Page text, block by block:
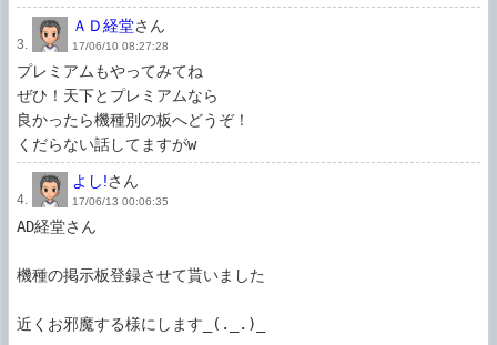
3.
ＡＤ経堂さん
17/06/10 08:27:28
プレミアムもやってみてね
ぜひ！天下とプレミアムなら
良かったら機種別の板へどうぞ！
くだらない話してますがw
4.
よし!さん
17/06/13 00:06:35
AD経堂さん
機種の掲示板登録させて貰いました